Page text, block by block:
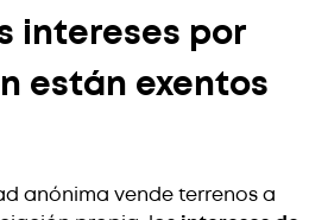
intereses por
están exentos
anónima vende terrenos a